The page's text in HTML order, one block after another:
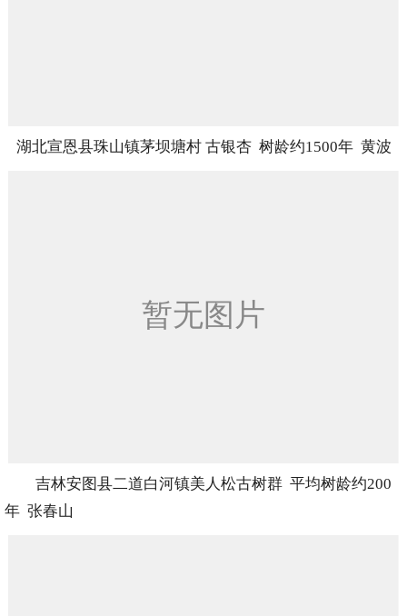
湖北宣恩县珠山镇茅坝塘村 古银杏 树龄约1500年 黄波
吉林安图县二道白河镇美人松古树群 平均树龄约200
年 张春山